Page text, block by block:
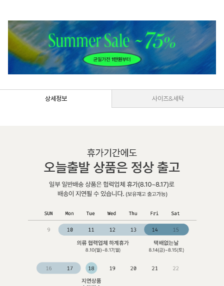
상세정보 사이즈&세탁